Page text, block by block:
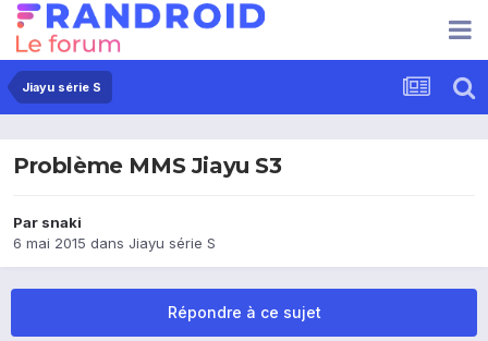
Jiayu série S
Problème MMS Jiayu S3
Par snaki
6 mai 2015 dans Jiayu série S
Répondre à ce sujet